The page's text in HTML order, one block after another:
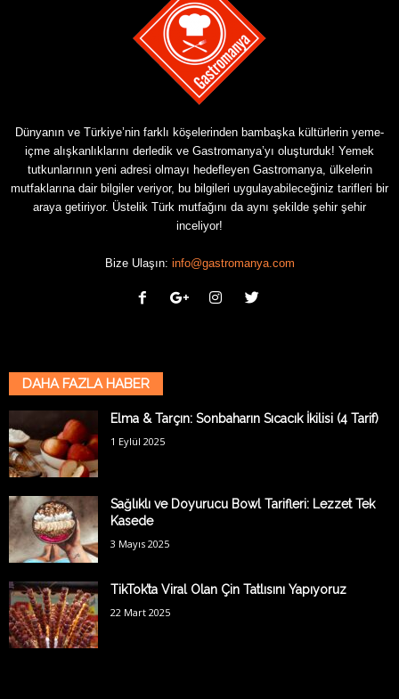
Dünyanın ve Türkiye’nin farklı köşelerinden bambaşka kültürlerin yeme-
içme alışkanlıklarını derledik ve Gastromanya’yı oluşturduk! Yemek
tutkunlarının yeni adresi olmayı hedefleyen Gastromanya, ülkelerin
mutfaklarına dair bilgiler veriyor, bu bilgileri uygulayabileceğiniz tarifleri bir
araya getiriyor. Üstelik Türk mutfağını da aynı şekilde şehir şehir
inceliyor!
Bize Ulaşın: info@gastromanya.com
DAHA FAZLA HABER
Elma & Tarçın: Sonbaharın Sıcacık İkilisi (4 Tarif)
1 Eylül 2025
Sağlıklı ve Doyurucu Bowl Tarifleri: Lezzet Tek
Kasede
3 Mayıs 2025
TikTok’ta Viral Olan Çin Tatlısını Yapıyoruz
22 Mart 2025